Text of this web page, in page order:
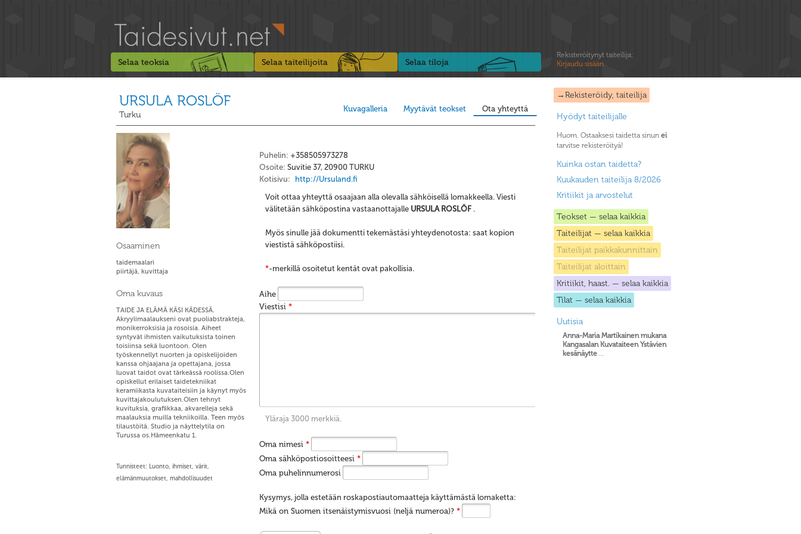
Selaa teoksia Selaa taiteilijoita Selaa tiloja
Rekisteröitynyt taiteilija:
Kirjaudu sisään
→Rekisteröidy, taiteilija
Hyödyt taiteilijalle
Huom. Ostaaksesi taidetta sinun ei
tarvitse rekisteröityä!
Kuinka ostan taidetta?
Kuukauden taiteilija 8/2026
Kritiikit ja arvostelut
Teokset — selaa kaikkia
Taiteilijat — selaa kaikkia
Taiteilijat paikkakunnittain
Taiteilijat aloittain
Kritiikit, haast. — selaa kaikkia
Tilat — selaa kaikkia
Uutisia
Anna-Maria Martikainen mukana
Kangasalan Kuvataiteen Ystävien
kesänäytte...
URSULA ROSLÖF
Turku
Kuvagalleria Myytävät teokset Ota yhteyttä
Osaaminen
taidemaalari
piirtäjä, kuvittaja
Oma kuvaus
TAIDE JA ELÄMÄ KÄSI KÄDESSÄ.
Akryylimaalaukseni ovat puoliabstrakteja,
monikerroksisia ja rosoisia. Aiheet
syntyvät ihmisten vaikutuksista toinen
toisiinsa sekä luontoon. Olen
työskennellyt nuorten ja opiskelijoiden
kanssa ohjaajana ja opettajana, jossa
luovat taidot ovat tärkeässä roolissa.Olen
opiskellut erilaiset taidetekniikat
keramiikasta kuvataiteisiin ja käynyt myös
kuvittajakoulutuksen.Olen tehnyt
kuvituksia, grafiikkaa, akvarelleja sekä
maalauksia muilla tekniikoilla. Teen myös
tilaustöitä. Studio ja näyttelytila on
Turussa os.Hämeenkatu 1.
Tunnisteet: Luonto, ihmiset, värit,
elämänmuutokset, mahdollisuudet
Puhelin: +358505973278
Osoite: Suvitie 37, 20900 TURKU
Kotisivu:
http://Ursuland.fi
Voit ottaa yhteyttä osaajaan alla olevalla sähköisellä lomakkeella. Viesti
välitetään sähköpostina vastaanottajalle URSULA ROSLÖF .
Myös sinulle jää dokumentti tekemästäsi yhteydenotosta: saat kopion
viestistä sähköpostiisi.
*-merkillä osoitetut kentät ovat pakollisia.
Aihe
Viestisi *
Yläraja 3000 merkkiä.
Oma nimesi *
Oma sähköpostiosoitteesi *
Oma puhelinnumerosi
Kysymys, jolla estetään roskapostiautomaatteja käyttämästä lomaketta:
Mikä on Suomen itsenäistymisvuosi (neljä numeroa)? *